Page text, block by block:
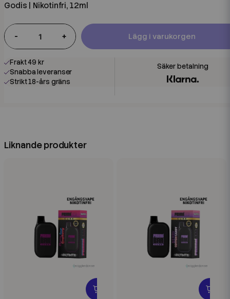
Godis | Nikotinfri, 12ml
- + Lägg i varukorgen
Frakt 49 kr
Snabba leveranser
Strikt 18-års gräns
Liknande produkter